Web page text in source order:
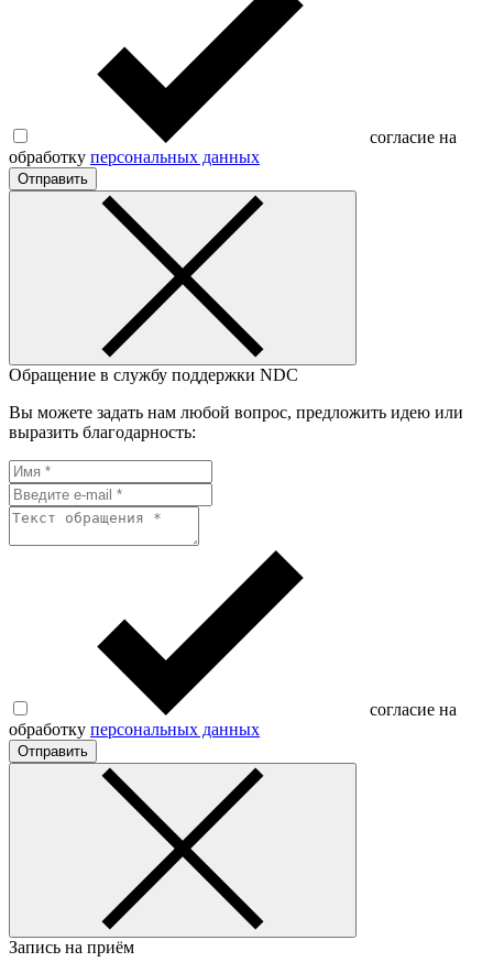
согласие на
обработку персональных данных
Отправить
Обращение в службу поддержки NDC
Вы можете задать нам любой вопрос, предложить идею или
выразить благодарность:
согласие на
обработку персональных данных
Отправить
Запись на приём